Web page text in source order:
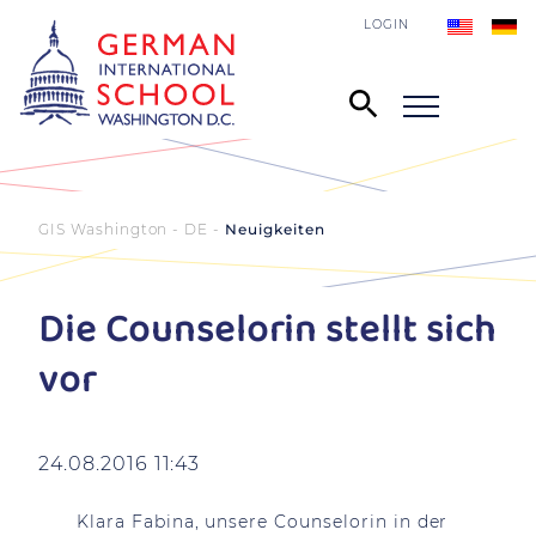
LOGIN
GIS Washington - DE Neuigkeiten
Die Counselorin stellt sich
vor
24.08.2016 11:43
Klara Fabina, unsere Counselorin in der